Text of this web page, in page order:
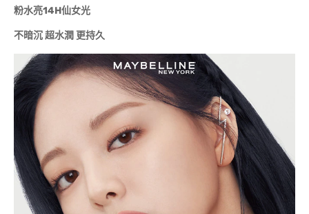
粉水亮14H仙女光
不暗沉 超水潤 更持久